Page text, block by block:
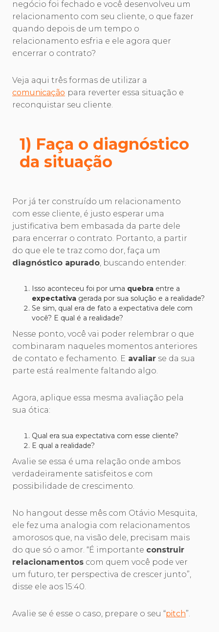
negócio foi fechado e você desenvolveu um
relacionamento com seu cliente, o que fazer
quando depois de um tempo o
relacionamento esfria e ele agora quer
encerrar o contrato?
Veja aqui três formas de utilizar a
comunicação para reverter essa situação e
reconquistar seu cliente.
1) Faça o diagnóstico
da situação
Por já ter construído um relacionamento
com esse cliente, é justo esperar uma
justificativa bem embasada da parte dele
para encerrar o contrato. Portanto, a partir
do que ele te traz como dor, faça um
diagnóstico apurado, buscando entender:
Isso aconteceu foi por uma quebra entre a
expectativa gerada por sua solução e a realidade?
Se sim, qual era de fato a expectativa dele com
você? E qual é a realidade?
Nesse ponto, você vai poder relembrar o que
combinaram naqueles momentos anteriores
de contato e fechamento. E avaliar se da sua
parte está realmente faltando algo.
Agora, aplique essa mesma avaliação pela
sua ótica:
Qual era sua expectativa com esse cliente?
E qual a realidade?
Avalie se essa é uma relação onde ambos
verdadeiramente satisfeitos e com
possibilidade de crescimento.
No hangout desse mês com Otávio Mesquita,
ele fez uma analogia com relacionamentos
amorosos que, na visão dele, precisam mais
do que só o amor. “É importante construir
relacionamentos com quem você pode ver
um futuro, ter perspectiva de crescer junto”,
disse ele aos 15:40.
Avalie se é esse o caso, prepare o seu “pitch”.